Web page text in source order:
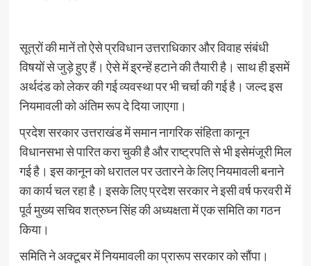
सूत्रों की मानें तो ऐसे प्रविधान उत्तराधिकार और विवाह संबंधी
विषयों से जुड़े हुए हैं। ऐसे में इ्रन्हें हटाने की तैयारी है। साथ ही इसमें
अर्थदंड को लेकर की गई व्यवस्था पर भी चर्चा की गई है। जल्द इस
नियमावली को अंतिम रूप दे दिया जाएगा।
प्रदेश सरकार उत्तराखंड में समान नागरिक संहिता कानून
विधानसभा से पारित करा चुकी है और राष्ट्रपति से भी इसेमंजूरी मिल
गई है। इस कानून को धरातल पर उतारने के लिए नियमावली बनाने
का कार्य चल रहा है। इसके लिए प्रदेश सरकार ने इसी वर्ष फरवरी में
पूर्व मुख्य सचिव शत्रुघ्न सिंह की अध्यक्षता में एक समिति का गठन
किया।
समिति ने अक्टूबर में नियमावली का प्रारूप सरकार को सौंपा।